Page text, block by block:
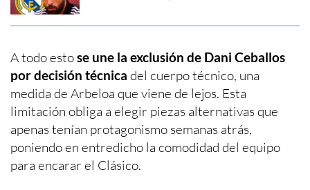
A todo estose une la exclusión de Dani Ceballos
por decisión técnica del cuerpo técnico, una
medida de Arbeloa que viene de lejos. Esta
limitación obliga a elegir piezas alternativas que
apenas tenían protagonismo semanas atrás,
poniendo en entredicho la comodidad del equipo
para encarar el Clásico.